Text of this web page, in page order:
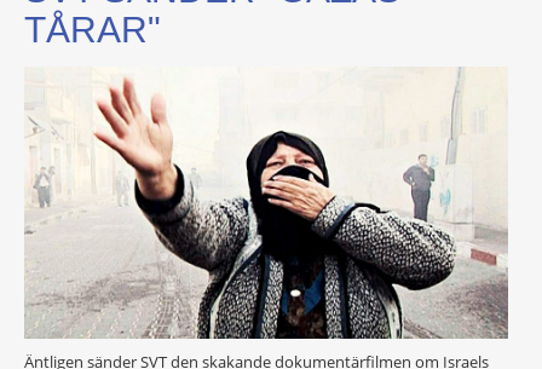
TÅRAR"
Äntligen sänder SVT den skakande dokumentärfilmen om Israels